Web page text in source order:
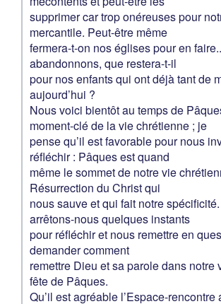
supprimer car trop onéreuses pour
mercantile. Peut-être même
fermera-t-on nos églises pour en
abandonnons, que restera-t-il
pour nos enfants qui ont déjà tant de
aujourd’hui ?
Nous voici bientôt au temps de
moment-clé de la vie chrétienne ; je
pense qu’il est favorable pour nous
réfléchir : Pâques est quand
même le sommet de notre vie
Résurrection du Christ qui
nous sauve et qui fait notre
arrêtons-nous quelques instants
pour réfléchir et nous remettre en
demander comment
remettre Dieu et sa parole dans notre
fête de Pâques.
Qu’il est agréable l’Espace-rencontre